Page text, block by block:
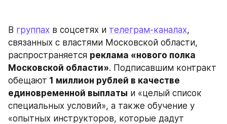
В группах в соцсетях и телеграм-каналах,
связанных с властями Московской области,
распространяется реклама «нового полка
Московской области». Подписавшим контракт
обещают 1 миллион рублей в качестве
единовременной выплаты и «целый список
специальных условий», а также обучение у
«опытных инструкторов, которые дадут